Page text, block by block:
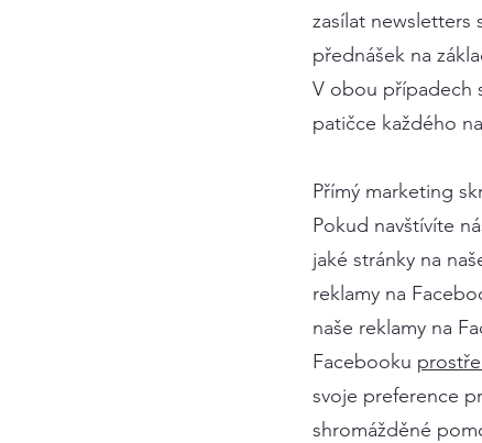
zasílat newsletters
přednášek na
V obou případech
patičce každého
Přímý marketing
Pokud navštívíte
jaké stránky na
reklamy na
naše reklamy na
Facebooku
svoje preference
shromážděné